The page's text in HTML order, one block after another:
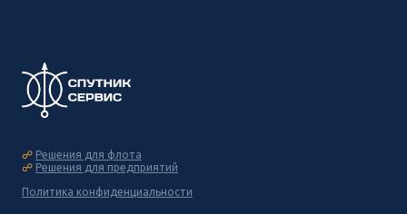
☍ Решения для флота
☍ Решения для предприятий
Политика конфиденциальности